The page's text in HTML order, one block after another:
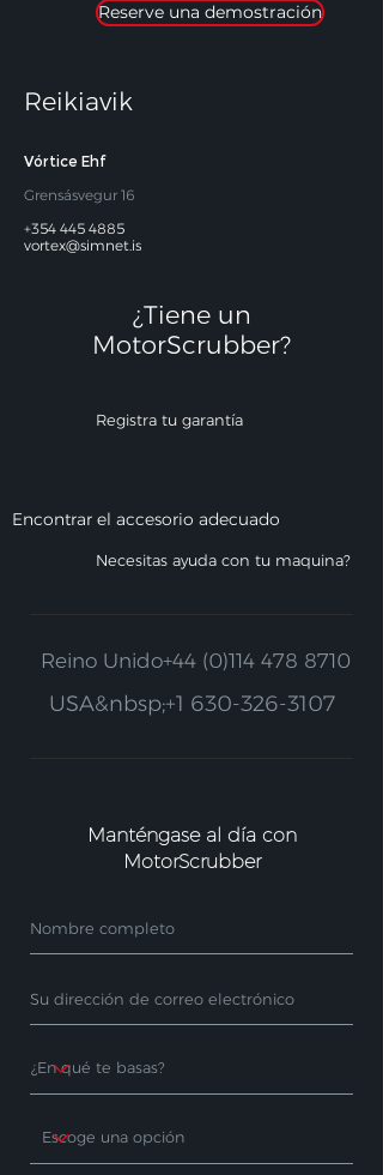
Reserve una demostración
Reikiavik
Vórtice Ehf
Grensásvegur 16
+354 445 4885
vortex@simnet.is
¿Tiene un
MotorScrubber?​
Registra tu garantía
Encontrar el accesorio adecuado
Necesitas ayuda con tu maquina?
Reino Unido+44 (0)114 478 8710
USA&nbsp;+1 630-326-3107
Manténgase al día con
MotorScrubber